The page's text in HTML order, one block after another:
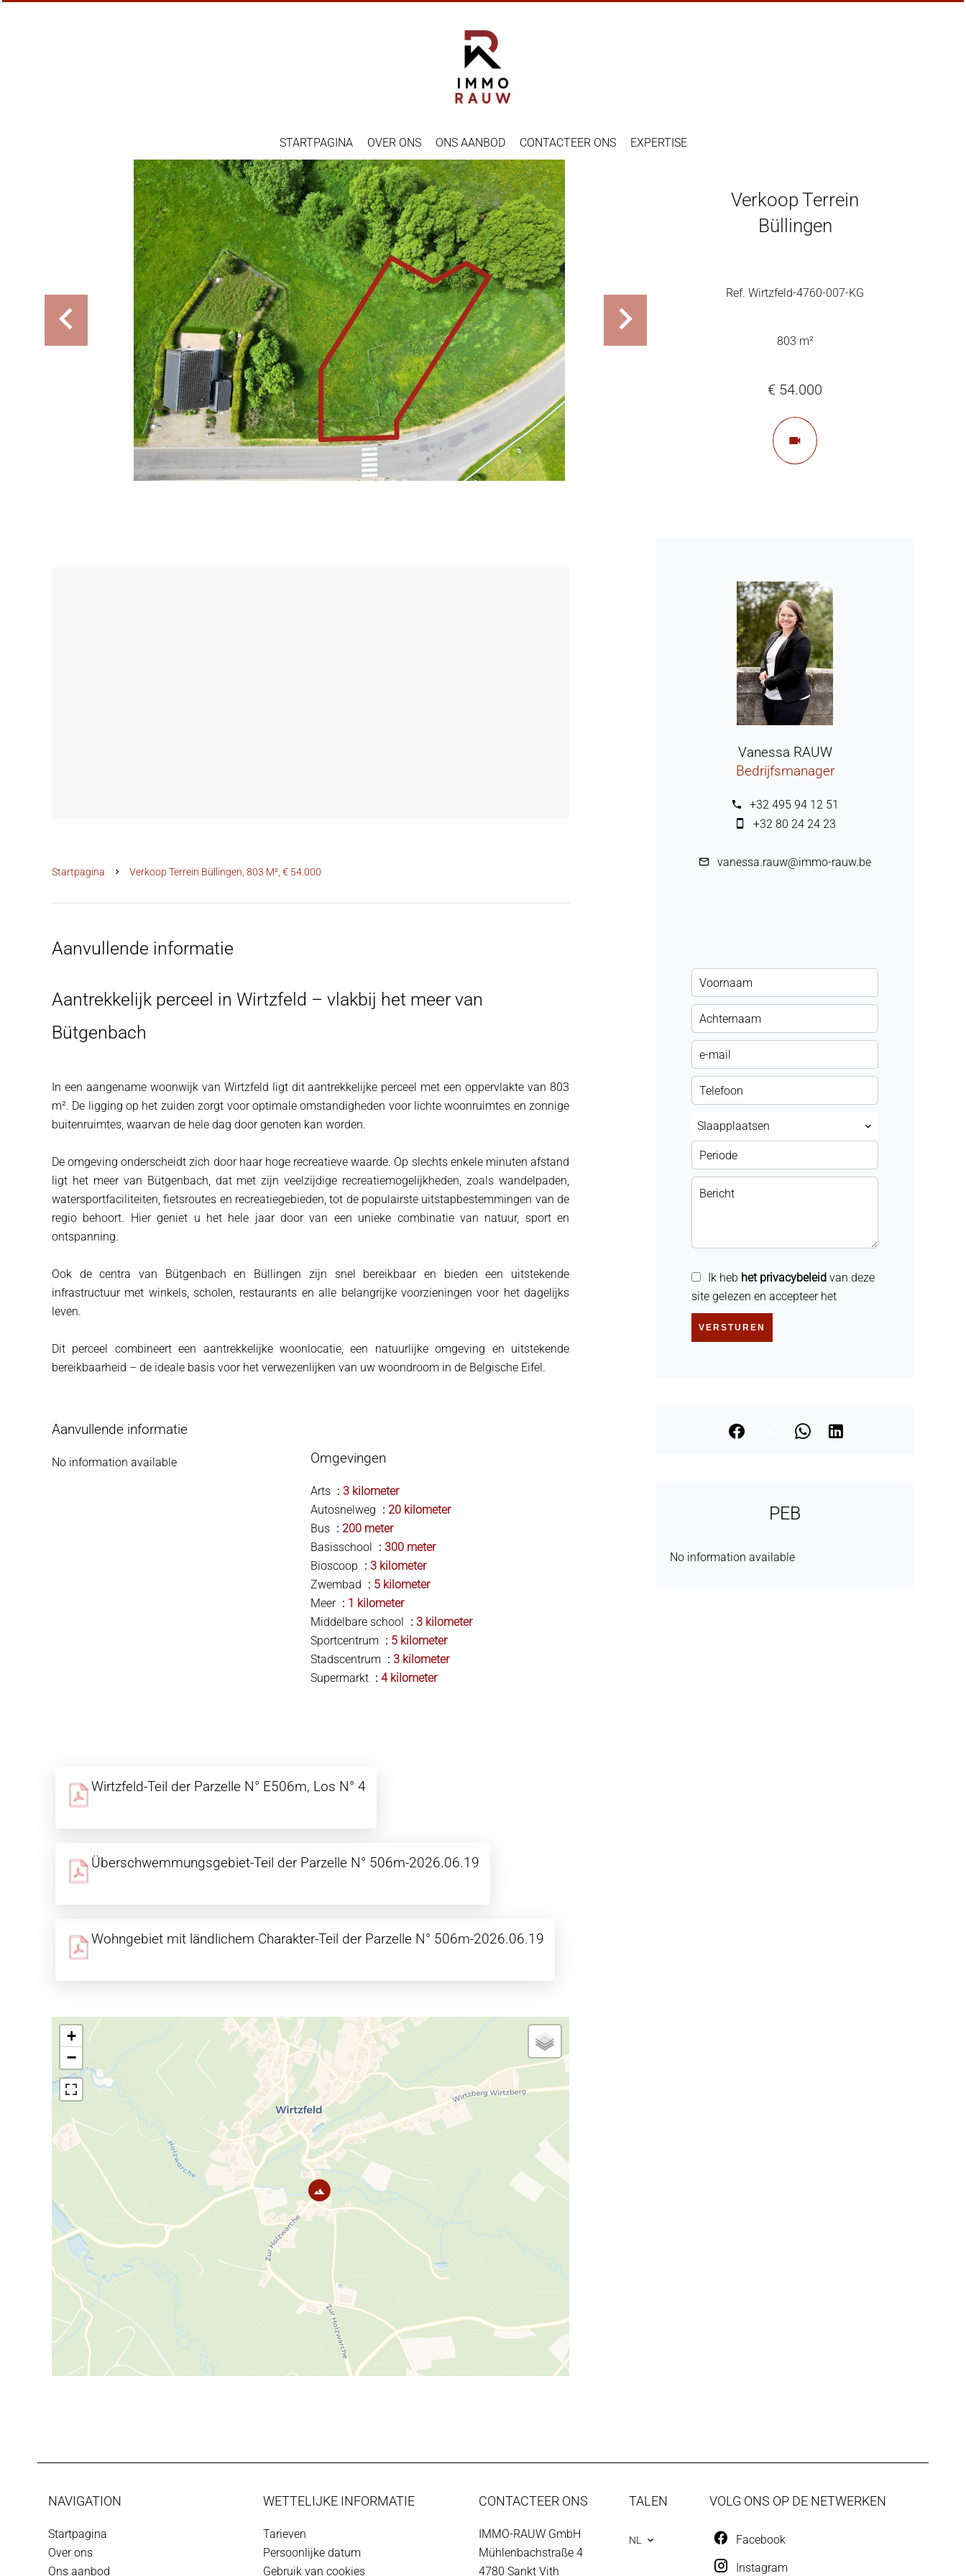
STARTPAGINA OVER ONS ONS AANBOD CONTACTEER ONS EXPERTISE
Verkoop Terrein
Büllingen
Ref. Wirtzfeld-4760-007-KG
803 m²
€ 54.000
Startpagina Verkoop Terrein Büllingen, 803 M², € 54.000
Aanvullende informatie
Aantrekkelijk perceel in Wirtzfeld – vlakbij het meer van
Bütgenbach
In een aangename woonwijk van Wirtzfeld ligt dit aantrekkelijke perceel met een oppervlakte van 803
m². De ligging op het zuiden zorgt voor optimale omstandigheden voor lichte woonruimtes en zonnige
buitenruimtes, waarvan de hele dag door genoten kan worden.
De omgeving onderscheidt zich door haar hoge recreatieve waarde. Op slechts enkele minuten afstand
ligt het meer van Bütgenbach, dat met zijn veelzijdige recreatiemogelijkheden, zoals wandelpaden,
watersportfaciliteiten, fietsroutes en recreatiegebieden, tot de populairste uitstapbestemmingen van de
regio behoort. Hier geniet u het hele jaar door van een unieke combinatie van natuur, sport en
ontspanning.
Ook de centra van Bütgenbach en Büllingen zijn snel bereikbaar en bieden een uitstekende
infrastructuur met winkels, scholen, restaurants en alle belangrijke voorzieningen voor het dagelijks
leven.
Dit perceel combineert een aantrekkelijke woonlocatie, een natuurlijke omgeving en uitstekende
bereikbaarheid – de ideale basis voor het verwezenlijken van uw woondroom in de Belgische Eifel.
Aanvullende informatie
No information available Omgevingen
Arts
3 kilometer
Autosnelweg
20 kilometer
Bus
200 meter
Basisschool
300 meter
Bioscoop
3 kilometer
Zwembad
5 kilometer
Meer
1 kilometer
Middelbare school
3 kilometer
Sportcentrum
5 kilometer
Stadscentrum
3 kilometer
Supermarkt
4 kilometer
Wirtzfeld-Teil der Parzelle N° E506m, Los N° 4
Überschwemmungsgebiet-Teil der Parzelle N° 506m-2026.06.19
Wohngebiet mit ländlichem Charakter-Teil der Parzelle N° 506m-2026.06.19
+
−
Vanessa RAUW
Bedrijfsmanager
+32 495 94 12 51
+32 80 24 24 23
vanessa.rauw@immo-rauw.be
Slaapplaatsen
Ik heb het privacybeleid van deze
site gelezen en accepteer het
VERSTUREN
PEB
No information available
NAVIGATION
Startpagina
Over ons
Ons aanbod
WETTELIJKE INFORMATIE
Tarieven
Persoonlijke datum
Gebruik van cookies
CONTACTEER ONS
IMMO-RAUW GmbH
Mühlenbachstraße 4
4780 Sankt Vith
TALEN
NL
VOLG ONS OP DE NETWERKEN
Facebook
Instagram